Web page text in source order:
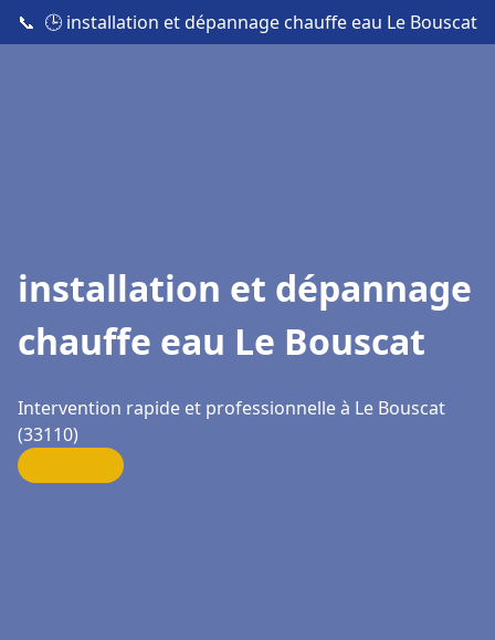
📞 🕒 installation et dépannage chauffe eau Le Bouscat
installation et dépannage
chauffe eau Le Bouscat
Intervention rapide et professionnelle à Le Bouscat
(33110)